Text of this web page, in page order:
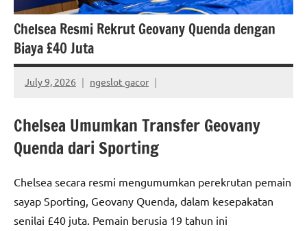
Chelsea Resmi Rekrut Geovany Quenda dengan
Biaya £40 Juta
July 9, 2026 ngeslot gacor
Chelsea Umumkan Transfer Geovany
Quenda dari Sporting
Chelsea secara resmi mengumumkan perekrutan pemain
sayap Sporting, Geovany Quenda, dalam kesepakatan
senilai £40 juta. Pemain berusia 19 tahun ini